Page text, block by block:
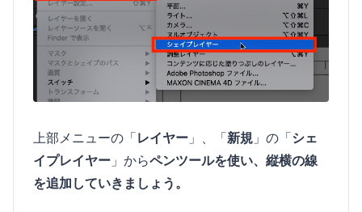
上部メニューの「レイヤー 」、「新規 」の「シェ
イプレイヤー 」からペンツールを使い、縦横の線
を追加していきましょう。